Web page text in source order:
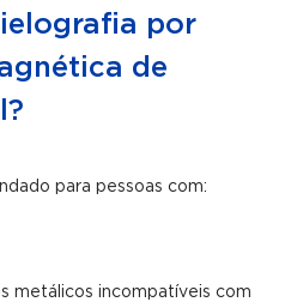
por
de
para pessoas com:
metálicos incompatíveis com